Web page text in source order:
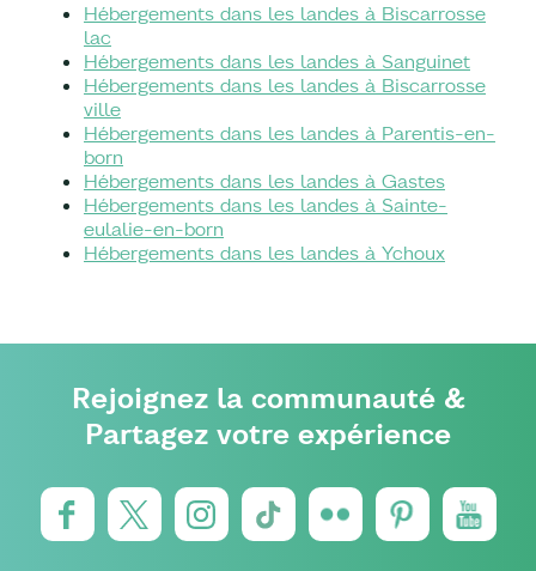
Hébergements dans les landes à Biscarrosse
lac
Hébergements dans les landes à Sanguinet
Hébergements dans les landes à Biscarrosse
ville
Hébergements dans les landes à Parentis-en-
born
Hébergements dans les landes à Gastes
Hébergements dans les landes à Sainte-
eulalie-en-born
Hébergements dans les landes à Ychoux
Rejoignez la communauté &
Partagez votre expérience